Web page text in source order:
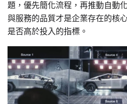
題，優先簡化流程，再推動自動
與服務的品質才是企業存在的核
是否高於投入的指標。